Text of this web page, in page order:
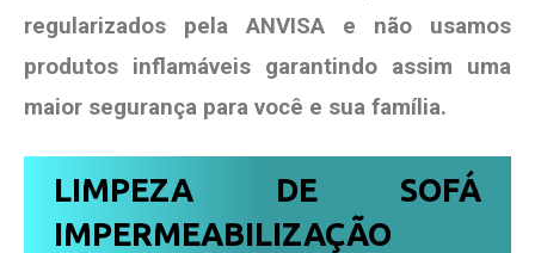
regularizados pela ANVISA e não usamos
produtos inflamáveis garantindo assim uma
maior segurança para você e sua família.
LIMPEZA DE SOFÁ
IMPERMEABILIZAÇÃO